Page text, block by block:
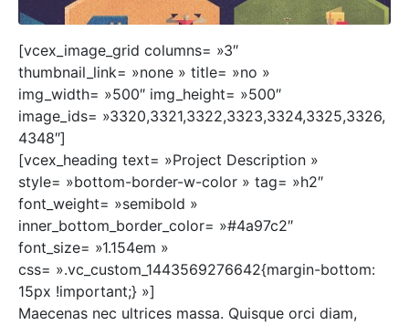
[vcex_image_grid columns= »3″
thumbnail_link= »none » title= »no »
img_width= »500″ img_height= »500″
image_ids= »3320,3321,3322,3323,3324,3325,3326,
4348″]
[vcex_heading text= »Project Description »
style= »bottom-border-w-color » tag= »h2″
font_weight= »semibold »
inner_bottom_border_color= »#4a97c2″
font_size= »1.154em »
css= ».vc_custom_1443569276642{margin-bottom:
15px !important;} »]
Maecenas nec ultrices massa. Quisque orci diam,